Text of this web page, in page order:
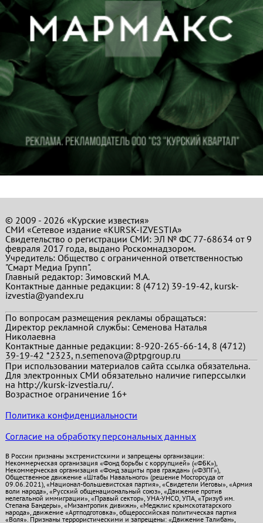
© 2009 - 2026 «Курские известия»
СМИ «Сетевое издание «KURSK-IZVESTIA»
Свидетельство о регистрации СМИ: ЭЛ № ФС 77-68634 от 9
февраля 2017 года, выдано Роскомнадзором.
Учредитель: Общество с ограниченной ответственностью
"Смарт Медиа Групп".
Главный редактор:Зимовский М.А.
Контактные данные редакции: 8 (4712) 39-19-42, kursk-
izvestia@yandex.ru
По вопросам размещения рекламы обращаться:
Директор рекламной службы: Семенова Наталья
Николаевна
Контактные данные редакции: 8-920-265-66-14, 8 (4712)
39-19-42 *2323, n.semenova@ptpgroup.ru
При использовании материалов сайта ссылка обязательна.
Для электронных СМИ обязательно наличие гиперссылки
на http://kursk-izvestia.ru/.
Возрастное ограничение 16+
Политика конфиденциальности
Согласие на обработку персональных данных
В России признаны экстремистскими и запрещены организации:
Некоммерческая организация «Фонд борьбы с коррупцией» («ФБК»),
Некоммерческая организация «Фонд защиты прав граждан» («ФЗПГ»),
Общественное движение «Штабы Навального» (решение Мосгорсуда от
09.06.2021), «Национал-большевистская партия», «Свидетели Иеговы», «Армия
воли народа», «Русский общенациональный союз», «Движение против
нелегальной иммиграции», «Правый сектор», УНА-УНСО, УПА, «Тризуб им.
Степана Бандеры», «Мизантропик дивижн», «Меджлис крымскотатарского
народа», движение «Артподготовка», общероссийская политическая партия
«Воля». Признаны террористическими и запрещены: «Движение Талибан»,